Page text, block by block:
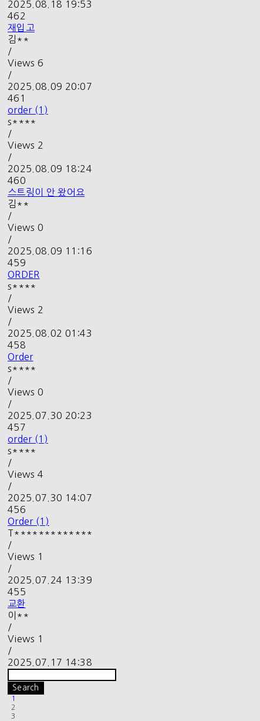
2025.08.18 19:53
462
재입고
김**
/
Views 6
/
2025.08.09 20:07
461
order (1)
s****
/
Views 2
/
2025.08.09 18:24
460
스트링이 안 왔어요
김**
/
Views 0
/
2025.08.09 11:16
459
ORDER
s****
/
Views 2
/
2025.08.02 01:43
458
Order
s****
/
Views 0
/
2025.07.30 20:23
457
order (1)
s****
/
Views 4
/
2025.07.30 14:07
456
Order (1)
T*************
/
Views 1
/
2025.07.24 13:39
455
교환
이**
/
Views 1
/
2025.07.17 14:38
Search
1
2
3